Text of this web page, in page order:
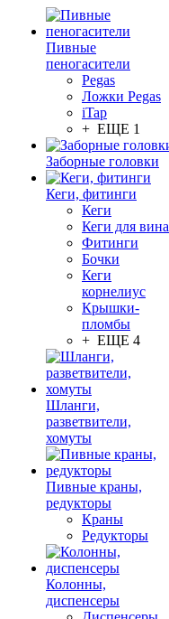
Пивные
пеногасители
Pegas
Ложки Pegas
iTap
+ ЕЩЕ 1
Заборные головки
Кеги, фитинги
Кеги
Кеги для вина
Фитинги
Бочки
Кеги
корнелиус
Крышки-
пломбы
+ ЕЩЕ 4
Шланги,
разветвители,
хомуты
Пивные краны,
редукторы
Краны
Редукторы
Колонны,
диспенсеры